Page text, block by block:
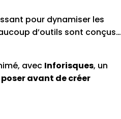
pour dynamiser les
d’outils sont conçus…
avec Inforisques, un
avant de créer